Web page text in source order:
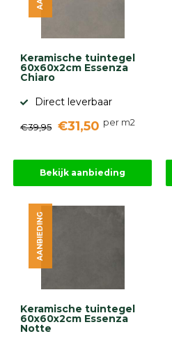
Keramische tuintegel
60x60x2cm Essenza
Chiaro
Direct leverbaar
€39,95 €31,50 per m2
Bekijk aanbieding
Keramische tuintegel
60x60x2cm Essenza
Notte
AANBIEDING